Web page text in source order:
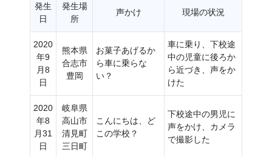
発生
日
発生場
所
声かけ 現場の状況
2020
年9
月8
日
熊本県
合志市
豊岡
お菓子あげるか
ら車に乗らな
い？
車に乗り、下校途
中の児童に後ろか
ら近づき、声をか
けた
2020
年8
月31
日
岐阜県
高山市
清見町
三日町
こんにちは、ど
この学校？
下校途中の男児に
声をかけ、カメラ
で撮影した